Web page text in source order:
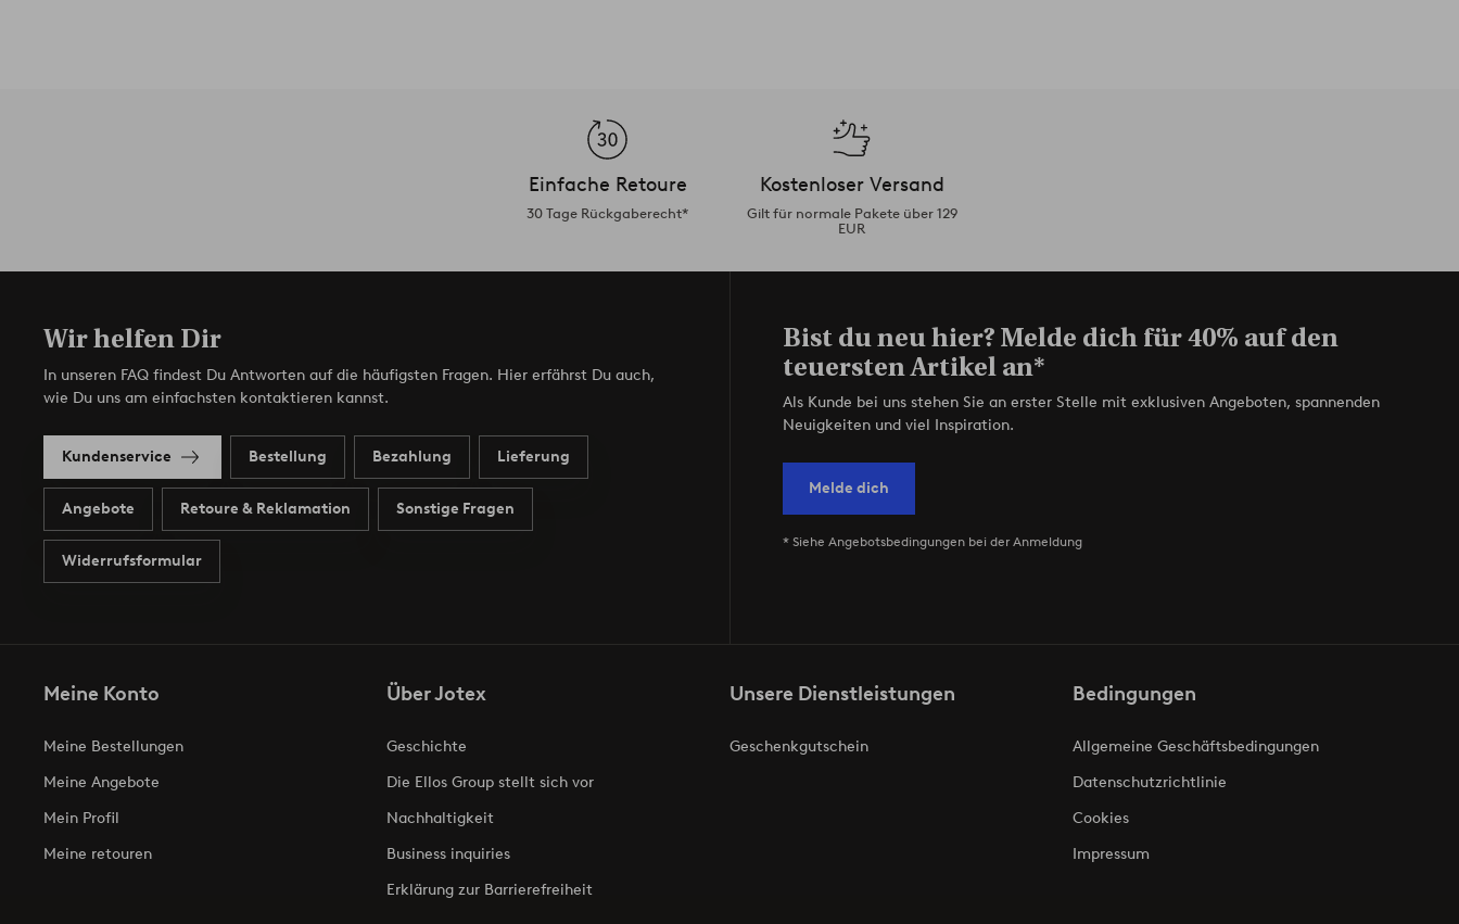
Einfache Retoure
30 Tage Rückgaberecht*
Kostenloser Versand
Gilt für normale Pakete über 129
EUR
Wir helfen Dir
In unseren FAQ findest Du Antworten auf die häufigsten Fragen. Hier erfährst Du auch,
wie Du uns am einfachsten kontaktieren kannst.
Kundenservice Bestellung Bezahlung Lieferung
Angebote Retoure & Reklamation Sonstige Fragen
Widerrufsformular
Bist du neu hier? Melde dich für 40% auf den
teuersten Artikel an*
Als Kunde bei uns stehen Sie an erster Stelle mit exklusiven Angeboten, spannenden
Neuigkeiten und viel Inspiration.
Melde dich
* Siehe Angebotsbedingungen bei der Anmeldung
Meine Konto
Meine Bestellungen
Meine Angebote
Mein Profil
Meine retouren
Über Jotex
Geschichte
Die Ellos Group stellt sich vor
Nachhaltigkeit
Business inquiries
Erklärung zur Barrierefreiheit
Unsere Dienstleistungen
Geschenkgutschein
Bedingungen
Allgemeine Geschäftsbedingungen
Datenschutzrichtlinie
Cookies
Impressum